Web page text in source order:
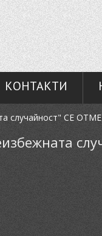
КОНТАКТИ
случайност" СЕ